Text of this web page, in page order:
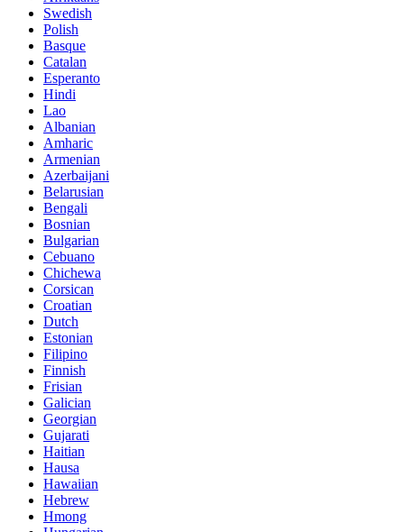
Swedish
Polish
Basque
Catalan
Esperanto
Hindi
Lao
Albanian
Amharic
Armenian
Azerbaijani
Belarusian
Bengali
Bosnian
Bulgarian
Cebuano
Chichewa
Corsican
Croatian
Dutch
Estonian
Filipino
Finnish
Frisian
Galician
Georgian
Gujarati
Haitian
Hausa
Hawaiian
Hebrew
Hmong